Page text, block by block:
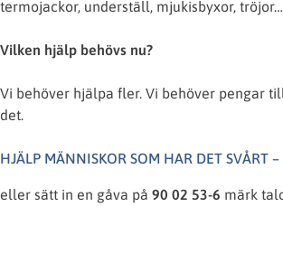
termojackor, underställ, mjukisbyxor,
Vilken hjälp behövs nu?
Vi behöver hjälpa fler. Vi behöver pengar
det.
HJÄLP MÄNNISKOR SOM HAR DET SVÅRT
eller sätt in en gåva på 90 02 53-6 märk